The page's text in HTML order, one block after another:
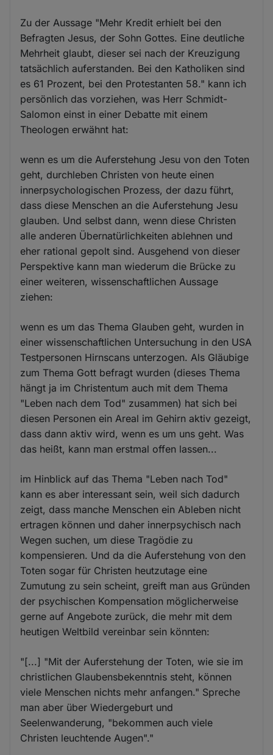
Zu der Aussage "Mehr Kredit erhielt bei den
Befragten Jesus, der Sohn Gottes. Eine deutliche
Mehrheit glaubt, dieser sei nach der Kreuzigung
tatsächlich auferstanden. Bei den Katholiken sind
es 61 Prozent, bei den Protestanten 58." kann ich
persönlich das vorziehen, was Herr Schmidt-
Salomon einst in einer Debatte mit einem
Theologen erwähnt hat:
wenn es um die Auferstehung Jesu von den Toten
geht, durchleben Christen von heute einen
innerpsychologischen Prozess, der dazu führt,
dass diese Menschen an die Auferstehung Jesu
glauben. Und selbst dann, wenn diese Christen
alle anderen Übernatürlichkeiten ablehnen und
eher rational gepolt sind. Ausgehend von dieser
Perspektive kann man wiederum die Brücke zu
einer weiteren, wissenschaftlichen Aussage
ziehen:
wenn es um das Thema Glauben geht, wurden in
einer wissenschaftlichen Untersuchung in den USA
Testpersonen Hirnscans unterzogen. Als Gläubige
zum Thema Gott befragt wurden (dieses Thema
hängt ja im Christentum auch mit dem Thema
"Leben nach dem Tod" zusammen) hat sich bei
diesen Personen ein Areal im Gehirn aktiv gezeigt,
dass dann aktiv wird, wenn es um uns geht. Was
das heißt, kann man erstmal offen lassen...
im Hinblick auf das Thema "Leben nach Tod"
kann es aber interessant sein, weil sich dadurch
zeigt, dass manche Menschen ein Ableben nicht
ertragen können und daher innerpsychisch nach
Wegen suchen, um diese Tragödie zu
kompensieren. Und da die Auferstehung von den
Toten sogar für Christen heutzutage eine
Zumutung zu sein scheint, greift man aus Gründen
der psychischen Kompensation möglicherweise
gerne auf Angebote zurück, die mehr mit dem
heutigen Weltbild vereinbar sein könnten:
"[...] "Mit der Auferstehung der Toten, wie sie im
christlichen Glaubensbekenntnis steht, können
viele Menschen nichts mehr anfangen." Spreche
man aber über Wiedergeburt und
Seelenwanderung, "bekommen auch viele
Christen leuchtende Augen"."